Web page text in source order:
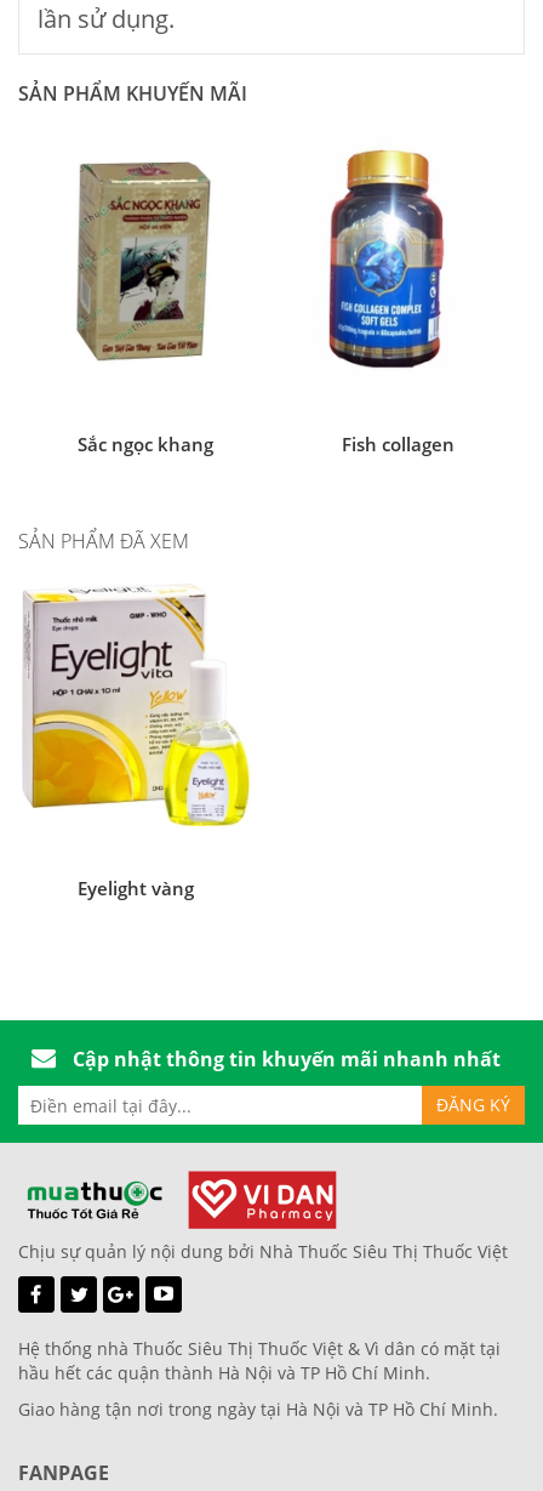
lần sử dụng.
SẢN PHẨM KHUYẾN MÃI
Sắc ngọc khang Fish collagen
SẢN PHẨM ĐÃ XEM
Eyelight vàng
Cập nhật thông tin khuyến mãi nhanh nhất
Chịu sự quản lý nội dung bởi Nhà Thuốc Siêu Thị Thuốc Việt
Hệ thống nhà Thuốc Siêu Thị Thuốc Việt & Vì dân có mặt tại
hầu hết các quận thành Hà Nội và TP Hồ Chí Minh.
Giao hàng tận nơi trong ngày tại Hà Nội và TP Hồ Chí Minh.
FANPAGE